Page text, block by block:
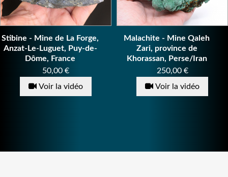
Stibine - Mine de La Forge,
Anzat-Le-Luguet, Puy-de-
Dôme, France
Prix
50,00 €
Voir la vidéo
Malachite - Mine Qaleh
Zari, province de
Khorassan, Perse/Iran
Prix
250,00 €
Voir la vidéo